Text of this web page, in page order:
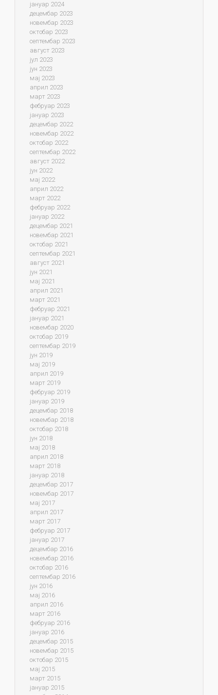
јануар 2024
децембар 2023
новембар 2023
октобар 2023
септембар 2023
август 2023
јул 2023
јун 2023
мај 2023
април 2023
март 2023
фебруар 2023
јануар 2023
децембар 2022
новембар 2022
октобар 2022
септембар 2022
август 2022
јун 2022
мај 2022
април 2022
март 2022
фебруар 2022
јануар 2022
децембар 2021
новембар 2021
октобар 2021
септембар 2021
август 2021
јун 2021
мај 2021
април 2021
март 2021
фебруар 2021
јануар 2021
новембар 2020
октобар 2019
септембар 2019
јун 2019
мај 2019
април 2019
март 2019
фебруар 2019
јануар 2019
децембар 2018
новембар 2018
октобар 2018
јун 2018
мај 2018
април 2018
март 2018
јануар 2018
децембар 2017
новембар 2017
мај 2017
април 2017
март 2017
фебруар 2017
јануар 2017
децембар 2016
новембар 2016
октобар 2016
септембар 2016
јун 2016
мај 2016
април 2016
март 2016
фебруар 2016
јануар 2016
децембар 2015
новембар 2015
октобар 2015
мај 2015
март 2015
јануар 2015